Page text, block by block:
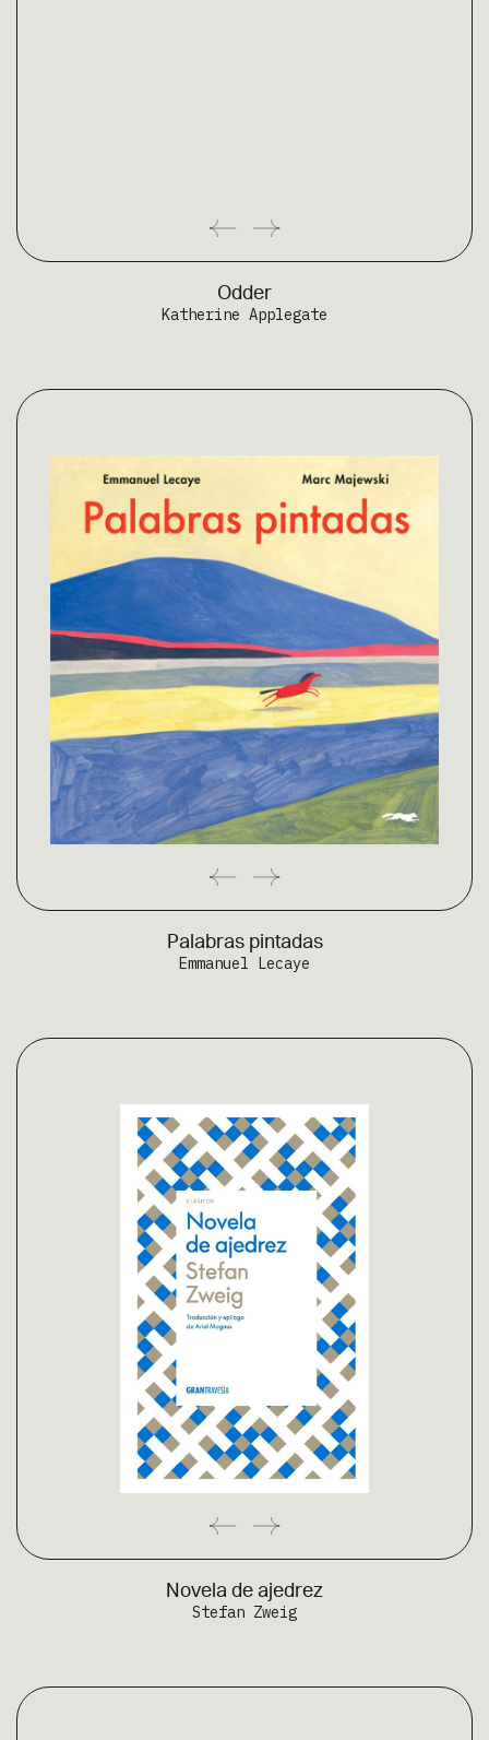
Odder
Katherine Applegate
Palabras pintadas
Emmanuel Lecaye
Novela de ajedrez
Stefan Zweig